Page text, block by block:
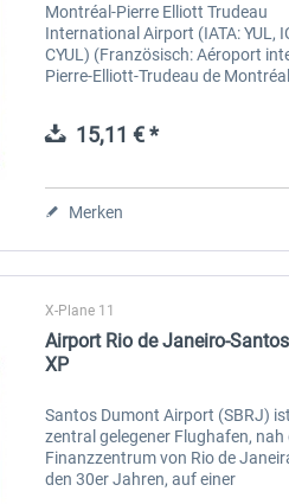
Montréal-Pierre Elliott Trudeau
International Airport (IATA: YUL,
CYUL) (Französisch: Aéroport
Pierre-Elliott-Trudeau de
15,11 € *
Merken
X-Plane 11
Airport Rio de Janeiro-
XP
Santos Dumont Airport (SBRJ)
zentral gelegener Flughafen, nah
Finanzzentrum von Rio de
den 30er Jahren, auf einer